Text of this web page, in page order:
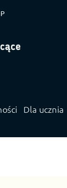
Dla ucznia